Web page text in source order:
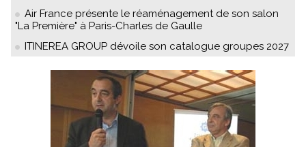
Air France présente le réaménagement de son salon
"La Première" à Paris-Charles de Gaulle
ITINEREA GROUP dévoile son catalogue groupes 2027